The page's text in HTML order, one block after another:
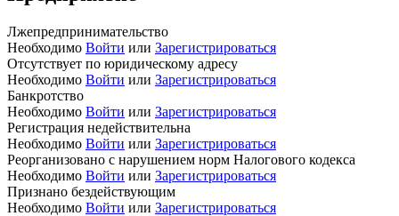
Лжепредпринимательство
Необходимо Войти или Зарегистрироваться
Отсутствует по юридическому адресу
Необходимо Войти или Зарегистрироваться
Банкротство
Необходимо Войти или Зарегистрироваться
Регистрация недействительна
Необходимо Войти или Зарегистрироваться
Реорганизовано с нарушением норм Налогового кодекса
Необходимо Войти или Зарегистрироваться
Признано бездействующим
Необходимо Войти или Зарегистрироваться